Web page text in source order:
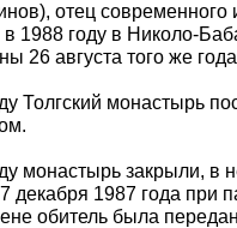
отец
1988 году в Николо-
26 августа того же
Толгский монастырь
монастырь закрыли, в
декабря 1987 года при
обитель была